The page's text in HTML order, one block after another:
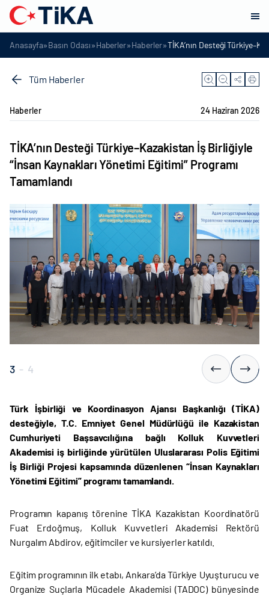
Anasayfa»Basın Odası»Haberler»Haberler»TİKA’nın Desteği
Tüm Haberler
Haberler 24 Haziran 2026
TİKA’nın Desteği Türkiye–Kazakistan İş Birliğiyle
“İnsan Kaynakları Yönetimi Eğitimi” Programı
Tamamlandı
3 - 4
Türk İşbirliği ve Koordinasyon Ajansı Başkanlığı (TİKA)
desteğiyle, T.C. Emniyet Genel Müdürlüğü ile Kazakistan
Cumhuriyeti Başsavcılığına bağlı Kolluk Kuvvetleri
Akademisi iş birliğinde yürütülen Uluslararası Polis Eğitimi
İş Birliği Projesi kapsamında düzenlenen “İnsan Kaynakları
Yönetimi Eğitimi” programı tamamlandı.
Programın kapanış törenine TİKA Kazakistan Koordinatörü
Fuat Erdoğmuş, Kolluk Kuvvetleri Akademisi Rektörü
Nurgalım Abdirov, eğitimciler ve kursiyerler katıldı.
Eğitim programının ilk etabı, Ankara’da Türkiye Uyuşturucu ve
Organize Suçlarla Mücadele Akademisi (TADOC) bünyesinde